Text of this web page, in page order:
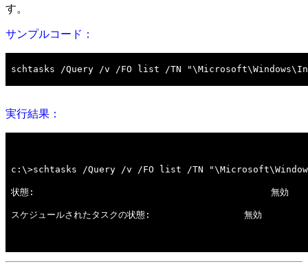
す。
サンプルコード：
実行結果：